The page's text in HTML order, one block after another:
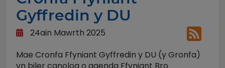
Gyffredin y DU
24ain Mawrth 2025
Mae Cronfa Ffyniant Gyffredin y DU (y Gronfa)